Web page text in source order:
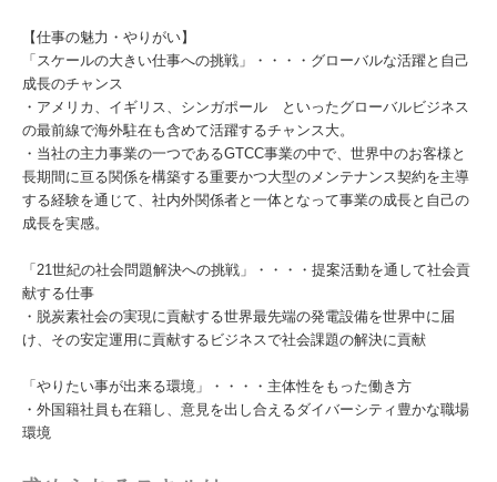
【仕事の魅力・やりがい】
「スケールの大きい仕事への挑戦」・・・・グローバルな活躍と自己
成長のチャンス
・アメリカ、イギリス、シンガポール といったグローバルビジネス
の最前線で海外駐在も含めて活躍するチャンス大。
・当社の主力事業の一つであるGTCC事業の中で、世界中のお客様と
長期間に亘る関係を構築する重要かつ大型のメンテナンス契約を主導
する経験を通じて、社内外関係者と一体となって事業の成長と自己の
成長を実感。
「21世紀の社会問題解決への挑戦」・・・・提案活動を通して社会貢
献する仕事
・脱炭素社会の実現に貢献する世界最先端の発電設備を世界中に届
け、その安定運用に貢献するビジネスで社会課題の解決に貢献
「やりたい事が出来る環境」・・・・主体性をもった働き方
・外国籍社員も在籍し、意見を出し合えるダイバーシティ豊かな職場
環境